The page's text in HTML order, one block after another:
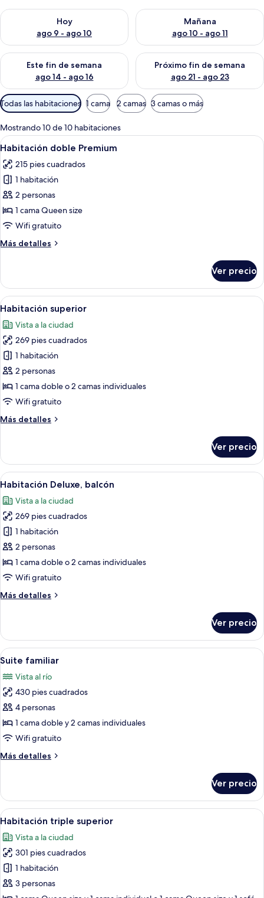
Hoy
ago 9 - ago 10
Consulta la disponibilidad para hoy ago 9 - ago 10
Mañana
ago 10 - ago 11
Consulta la disponibilidad
Este fin de semana
ago 14 - ago 16
Consulta la disponibilidad para este fin de semana ago 14 -
Próximo fin de semana
ago 21 - ago 23
Consulta la disponibilidad
Filtros
disponibles
para
las
habitaciones
Todas las habitaciones 1 cama 2 camas 3 camas o más
Mostrando 10 de 10 habitaciones
Abrir
todas
las
fotos
de
Habitación
doble
Una habitación de hotel con una
5
Habitación doble Premium
215 pies cuadrados
1 habitación
2 personas
1 cama Queen size
Wifi gratuito
Más detalles
Más
doble
Premium
Ver precio
Abrir
todas
las
fotos
de
Habitación
superior
Habitación de hotel con cama,
6
Habitación superior
Vista a la ciudad
269 pies cuadrados
1 habitación
2 personas
1 cama doble o 2 camas individuales
Wifi gratuito
Más detalles
Más
superior
Ver precio
Abrir
todas
las
fotos
de
Habitación
Deluxe,
balcón
Habitación de hotel con una cama,
10
Habitación Deluxe, balcón
Vista a la ciudad
269 pies cuadrados
1 habitación
2 personas
1 cama doble o 2 camas individuales
Wifi gratuito
Más detalles
Más
Deluxe,
balcón
Ver precio
Abrir
todas
las
fotos
de
Suite
familiar
Amplia sala de estar con techo alto,
10
Suite familiar
Vista al río
430 pies cuadrados
4 personas
1 cama doble y 2 camas individuales
Wifi gratuito
Más detalles
Más
familiar
Ver precio
Abrir
todas
las
fotos
de
Habitación
Habitación de hotel con cama,
4
Habitación triple superior
Vista a la ciudad
301 pies cuadrados
1 habitación
3 personas